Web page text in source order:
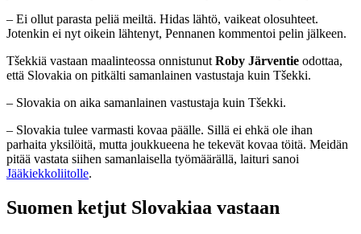
– Ei ollut parasta peliä meiltä. Hidas lähtö, vaikeat olosuhteet.
Jotenkin ei nyt oikein lähtenyt, Pennanen kommentoi pelin jälkeen.
Tšekkiä vastaan maalinteossa onnistunutRoby Järventie odottaa,
että Slovakia on pitkälti samanlainen vastustaja kuin Tšekki.
– Slovakia on aika samanlainen vastustaja kuin Tšekki.
– Slovakia tulee varmasti kovaa päälle. Sillä ei ehkä ole ihan
parhaita yksilöitä, mutta joukkueena he tekevät kovaa töitä. Meidän
pitää vastata siihen samanlaisella työmäärällä, laituri sanoi
Jääkiekkoliitolle.
Suomen ketjut Slovakiaa vastaan